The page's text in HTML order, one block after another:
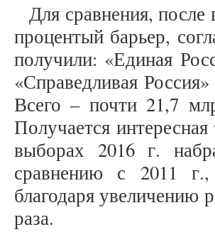
Для сравнения,
процентый барьер,
получили: «Единая
«Справедливая
Всего – почти 21,7
Получается
выборах 2016 г.
сравнению с 2011
благодаря увеличению
раза.